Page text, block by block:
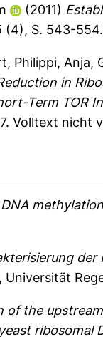
(2011)
(4), S. 543-
, Philippi, Anja,
in
Term TOR
Volltext nicht
Universität
of the
ribosomal